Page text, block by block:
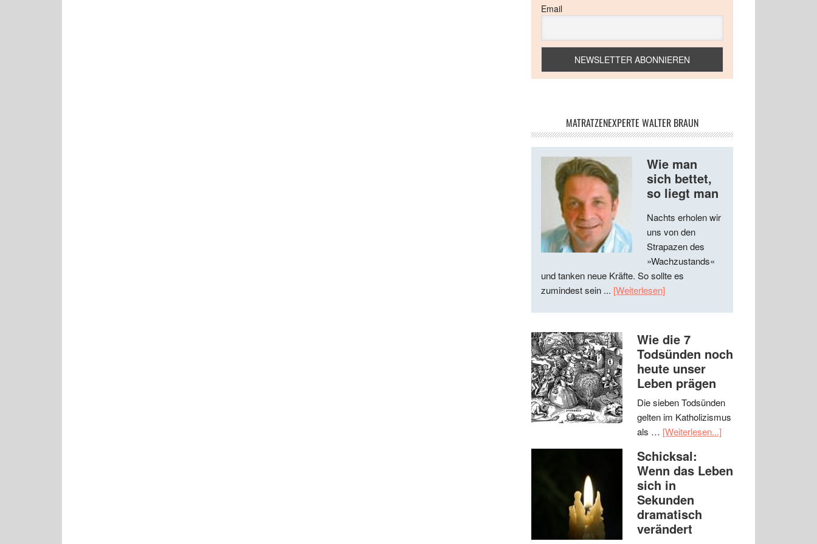
Email
MATRATZENEXPERTE WALTER BRAUN
Wie man
sich bettet,
so liegt man
Nachts erholen wir
uns von den
Strapazen des
»Wachzustands«
und tanken neue Kräfte. So sollte es
zumindest sein ... [Weiterlesen]
Wie die 7
Todsünden noch
heute unser
Leben prägen
Die sieben Todsünden
gelten im Katholizismus
als … [Weiterlesen...]
Schicksal:
Wenn das Leben
sich in
Sekunden
dramatisch
verändert